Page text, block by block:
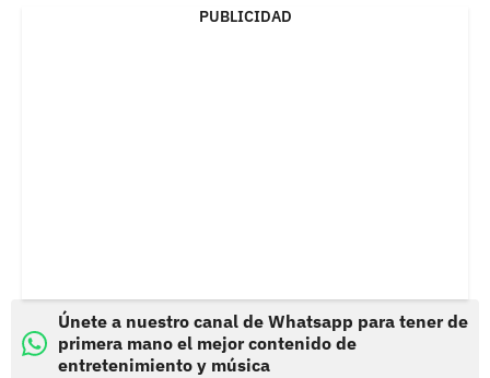
PUBLICIDAD
Únete a nuestro canal de Whatsapp para tener de
primera mano el mejor contenido de
entretenimiento y música